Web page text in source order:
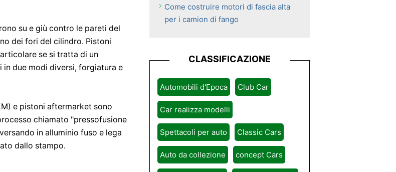
su e giù contro le pareti del
dei fori del cilindro. Pistoni
se si tratta di un
due modi diversi, forgiatura e
e pistoni aftermarket sono
chiamato "pressofusione
in alluminio fuso e lega
dallo stampo.
Come costruire motori di fascia alta
per i camion di fango
CLASSIFICAZIONE
Automobili d'Epoca Club Car
Car realizza modelli
Spettacoli per auto Classic Cars
Auto da collezione concept Cars